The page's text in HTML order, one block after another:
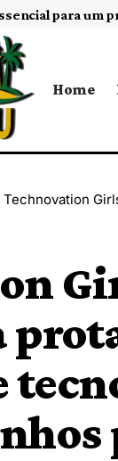
Home
Technovation Girls em